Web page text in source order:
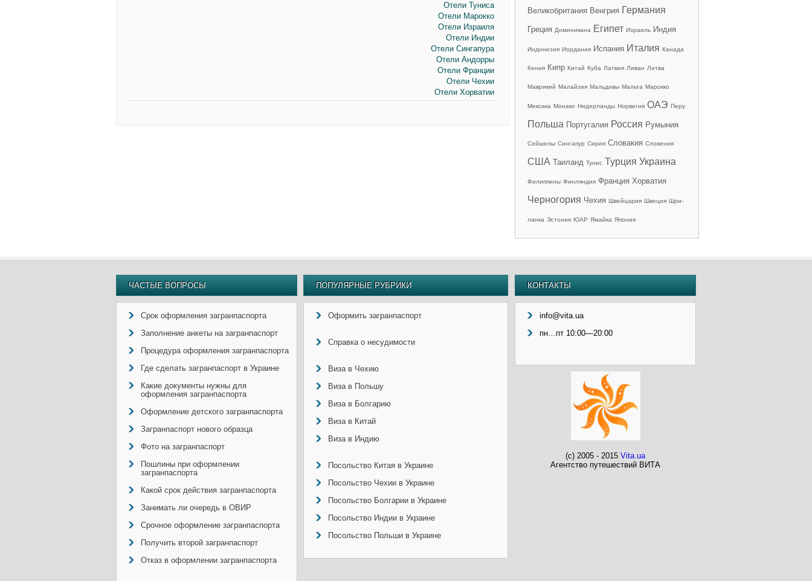
Отели Туниса
Отели Марокко
Отели Израиля
Отели Индии
Отели Сингапура
Отели Андорры
Отели Франции
Отели Чехии
Отели Хорватии
Великобритания Венгрия Германия
Греция Доминикана Египет Израиль Индия
Индонезия Иордания Испания Италия Канада
Кения Кипр Китай Куба Латвия Ливан Литва
Маврикий Малайзия Мальдивы Мальта Марокко
Мексика Монако Нидерланды Норвегия ОАЭ Перу
Польша Португалия Россия Румыния
Сейшелы Сингапур Сирия Словакия Словения
США Таиланд Тунис Турция Украина
Филиппины Финляндия Франция Хорватия
Черногория Чехия Швейцария Швеция Шри-
ланка Эстония ЮАР Ямайка Япония
ЧАСТЫЕ ВОПРОСЫ
Срок оформления загранпаспорта
Заполнение анкеты на загранпаспорт
Процедура оформления загранпаспорта
Где сделать загранпаспорт в Украине
Какие документы нужны для
оформления загранпаспорта
Оформление детского загранпаспорта
Загранпаспорт нового образца
Фото на загранпаспорт
Пошлины при оформлении
загранпаспорта
Какой срок действия загранпаспорта
Занимать ли очередь в ОВИР
Срочное оформление загранпаспорта
Получить второй загранпаспорт
Отказ в оформлении загранпаспорта
ПОПУЛЯРНЫЕ РУБРИКИ
Оформить загранпаспорт
Справка о несудимости
Виза в Чехию
Виза в Польшу
Виза в Болгарию
Виза в Китай
Виза в Индию
Посольство Китая в Украине
Посольство Чехии в Украине
Посольство Болгарии в Украине
Посольство Индии в Украине
Посольство Польши в Украине
КОНТАКТЫ
info@vita.ua
пн…пт 10:00—20:00
(c) 2005 - 2015 Vita.ua
Агентство путешествий ВИТА